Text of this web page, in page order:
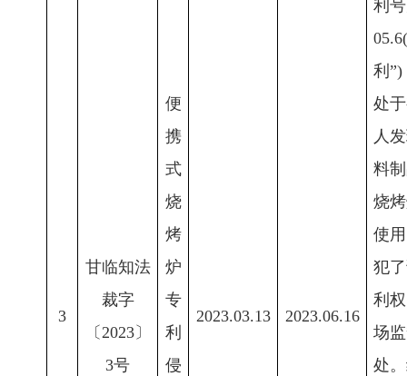
3
甘临知法
裁字
〔2023〕
3号
便
携
式
烧
烤
炉
专
利
侵
2023.03.13 2023.06.16
利
利
处
人
料
烧
使
犯
利
场
处